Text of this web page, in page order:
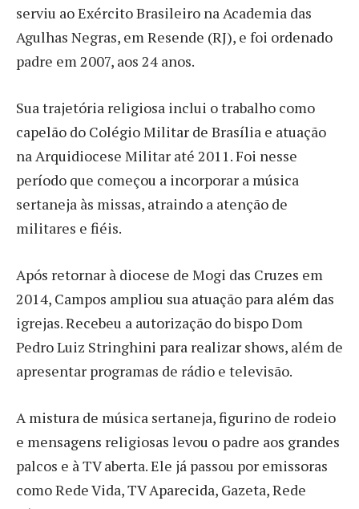
serviu ao Exército Brasileiro na Academia das
Agulhas Negras, em Resende (RJ), e foi ordenado
padre em 2007, aos 24 anos.
Sua trajetória religiosa inclui o trabalho como
capelão do Colégio Militar de Brasília e atuação
na Arquidiocese Militar até 2011. Foi nesse
período que começou a incorporar a música
sertaneja às missas, atraindo a atenção de
militares e fiéis.
Após retornar à diocese de Mogi das Cruzes em
2014, Campos ampliou sua atuação para além das
igrejas. Recebeu a autorização do bispo Dom
Pedro Luiz Stringhini para realizar shows, além de
apresentar programas de rádio e televisão.
A mistura de música sertaneja, figurino de rodeio
e mensagens religiosas levou o padre aos grandes
palcos e à TV aberta. Ele já passou por emissoras
como Rede Vida, TV Aparecida, Gazeta, Rede